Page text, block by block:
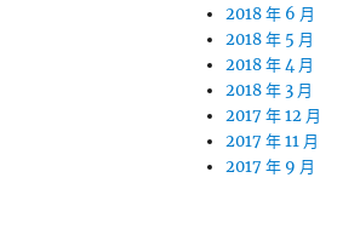
2018 年 6 月
2018 年 5 月
2018 年 4 月
2018 年 3 月
2017 年 12 月
2017 年 11 月
2017 年 9 月